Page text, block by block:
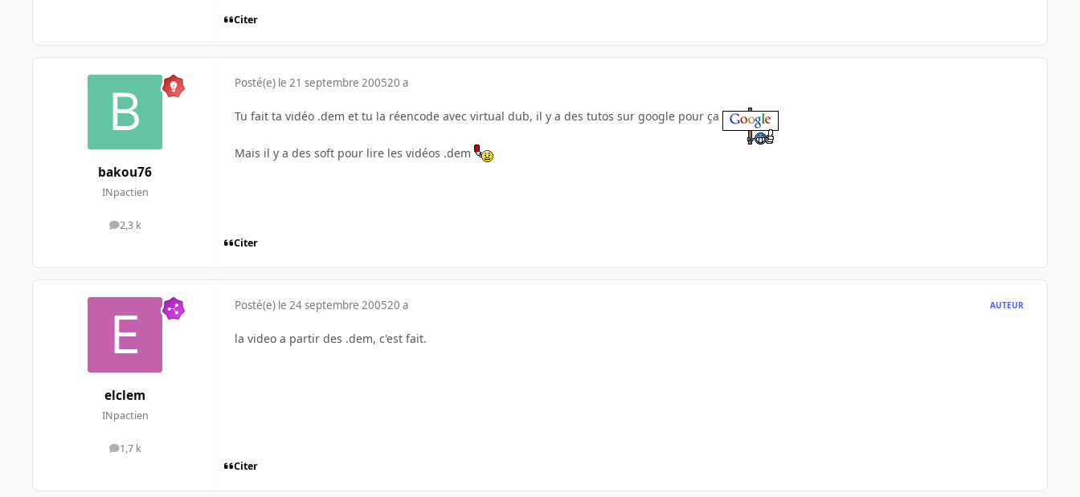
Citer
bakou76
INpactien
2,3 k
messages
Posté(e) le 21 septembre 200520 a
Tu fait ta vidéo .dem et tu la réencode avec virtual dub, il y a des tutos sur google pour ça
Mais il y a des soft pour lire les vidéos .dem
Citer
elclem
INpactien
1,7 k
messages
Posté(e) le 24 septembre 200520 a AUTEUR
la video a partir des .dem, c'est fait.
Citer